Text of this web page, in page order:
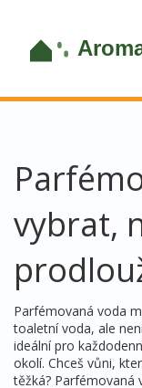
vybrat,
Parfémovaná voda
toaletní voda, ale
ideální pro
okolí. Chceš vůni,
těžká?